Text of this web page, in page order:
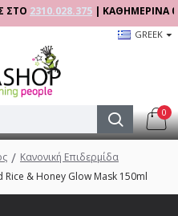
2310.028.375| ΚΑΘΗΜΕΡΙΝΑ 09:00 -
GREEK
0
Κανονική Επιδερμίδα
Rice & Honey Glow Mask 150ml